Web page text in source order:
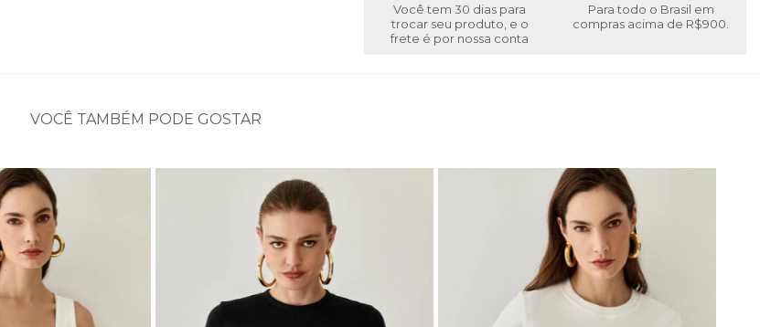
Você tem 30 dias para
trocar seu produto, e o
frete é por nossa conta
Para todo o Brasil em
compras acima de R$900.
VOCÊ TAMBÉM PODE GOSTAR